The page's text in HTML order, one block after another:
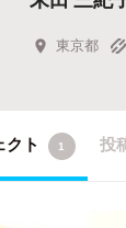
東京都
ト 1 投